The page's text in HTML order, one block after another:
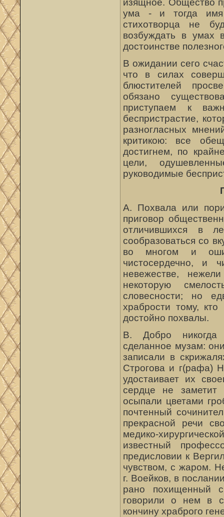
изящное. Общество
ума - и тогда имя
стихотворца не
возбуждать в умах
достоинстве
В ожидании сего
что в силах
блюстителей
обязано
приступаем к
беспристрастие,
разногласных
критикою: все
достигнем, по
цели,
руководимые
А. Похвала или
приговор
отличившихся в
сообразоваться со
во многом и
чистосердечно, и
невежестве,
некоторую
словесности; но
храбрости тому,
достойно похвалы.
В. Добро никогда
сделанное музам:
записали в
Строгова и г(рафа)
удостаивает их
сердце не
осыпали цветами
почтенный
прекрасной речи
медико-
известный
предисловии к
чувством, с жаром.
г. Воейков, в
рано похищенный
говорили о нем в
кончину храброго